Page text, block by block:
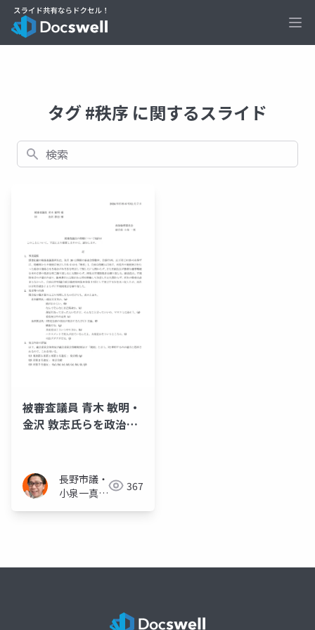
タグ #秩序 に関するスライド
検索
被審査議員 青木 敏明・
金沢 敦志氏らを政治倫
者」として取り扱う通
知(全文)
長野市議・
小泉一真
367